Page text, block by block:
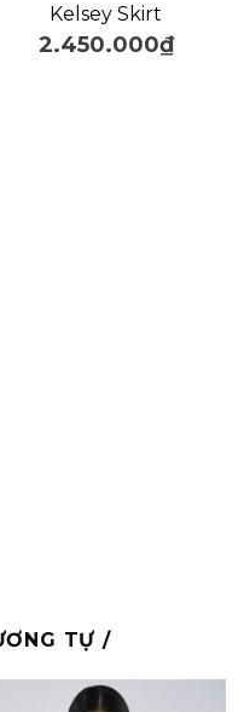
Kelsey Skirt
2.450.000₫
TỰ /